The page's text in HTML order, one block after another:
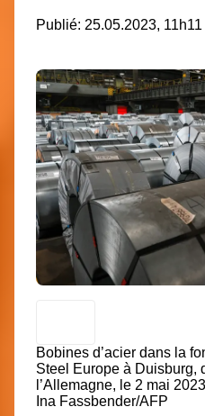
Publié: 25.05.2023, 11h11
Bobines d’acier dans la
Steel Europe à Duisburg,
l’Allemagne, le 2 mai
Ina Fassbender/AFP